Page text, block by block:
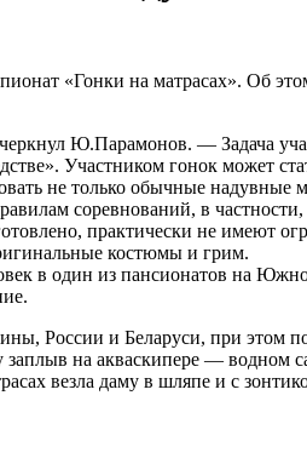
«Гонки на матрасах». Об
Ю.Парамонов. — Задача
Участником гонок может
не только обычные
соревнований, в
практически не имеют
костюмы и грим.
в один из пансионатов на
России и Беларуси, при этом
на акваскипере —
везла даму в шляпе и с